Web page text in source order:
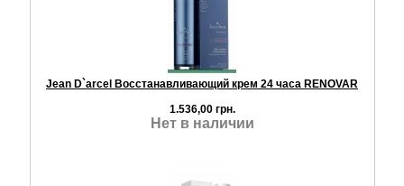
Jean D`arcel Восстанавливающий крем 24 часа RENOVAR
1.536,00 грн.
Нет в наличии